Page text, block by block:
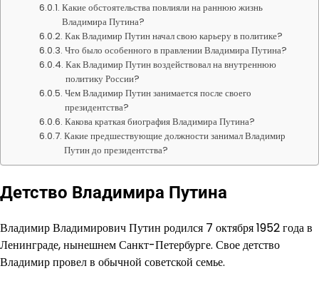
Какие обстоятельства повлияли на раннюю жизнь
Владимира Путина?
Как Владимир Путин начал свою карьеру в политике?
Что было особенного в правлении Владимира Путина?
Как Владимир Путин воздействовал на внутреннюю
политику России?
Чем Владимир Путин занимается после своего
президентства?
Какова краткая биография Владимира Путина?
Какие предшествующие должности занимал Владимир
Путин до президентства?
Детство Владимира Путина
Владимир Владимирович Путин родился 7 октября 1952 года в
Ленинграде, нынешнем Санкт-Петербурге. Свое детство
Владимир провел в обычной советской семье.